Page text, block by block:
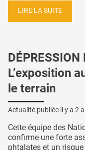
LIRE LA SUITE
DÉPRESSION
L’exposition
le terrain
Actualité publiée il y a 2
Cette équipe des
confirme une forte
phtalates et un